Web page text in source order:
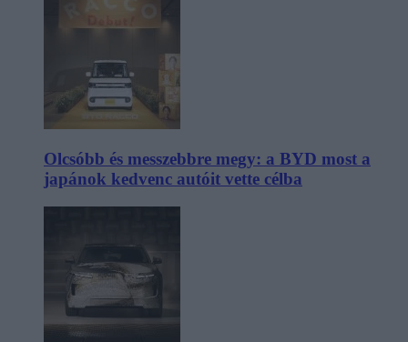
Olcsóbb és messzebbre megy: a BYD most a
japánok kedvenc autóit vette célba